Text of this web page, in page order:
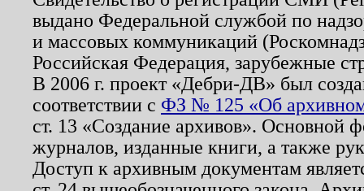
выдано Федеральной службой по
и массовых коммуникаций
Российская Федерация, зарубежные
В 2006 г. проект «Дебри-ДВ» был
соответствии с ФЗ № 125 «Об
ст. 13 «Создание архивов». Основной
журналов, изданные книги, а также
Доступ к архивным документам